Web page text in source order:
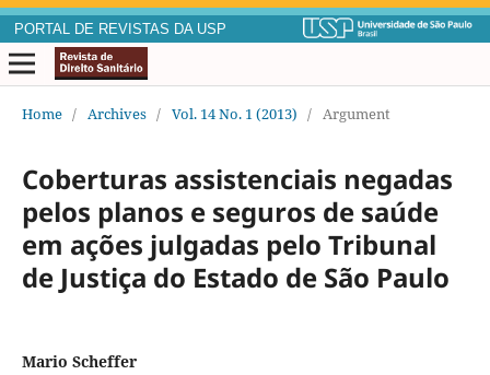
PORTAL DE REVISTAS DA USP
Home / Archives / Vol. 14 No. 1 (2013) / Argument
Coberturas assistenciais negadas
pelos planos e seguros de saúde
em ações julgadas pelo Tribunal
de Justiça do Estado de São Paulo
Mario Scheffer